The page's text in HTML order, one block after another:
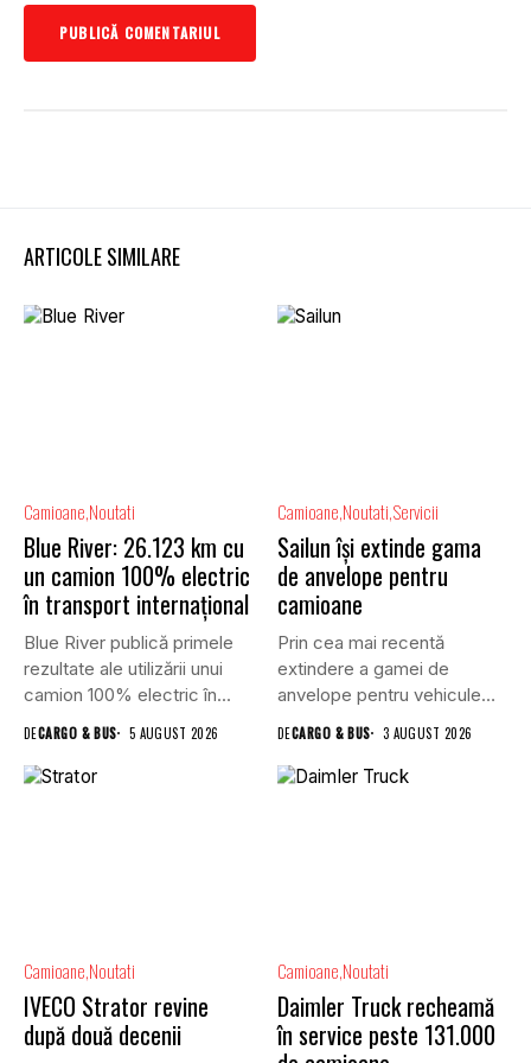
ARTICOLE SIMILARE
Camioane Noutati
Blue River: 26.123 km cu
un camion 100% electric
în transport internațional
Blue River publică primele
rezultate ale utilizării unui
camion 100% electric în...
DECARGO & BUS 5 AUGUST 2026
Camioane Noutati Servicii
Sailun își extinde gama
de anvelope pentru
camioane
Prin cea mai recentă
extindere a gamei de
anvelope pentru vehicule
DECARGO & BUS 3 AUGUST 2026
Camioane Noutati
IVECO Strator revine
după două decenii
Camioane Noutati
Daimler Truck recheamă
în service peste 131.000